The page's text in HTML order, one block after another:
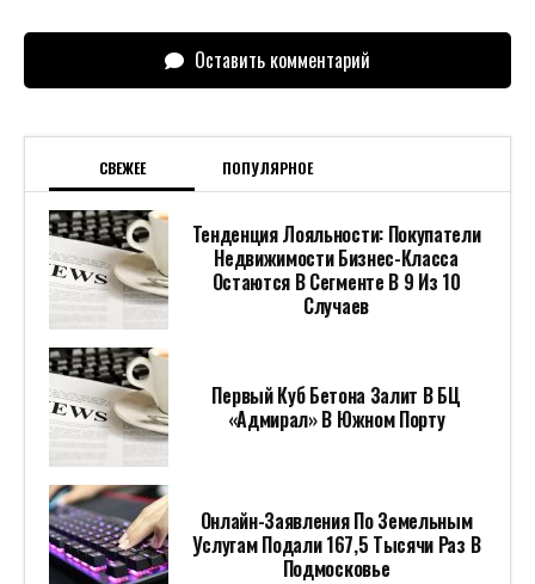
Оставить комментарий
СВЕЖЕЕ ПОПУЛЯРНОЕ
Тенденция Лояльности: Покупатели
Недвижимости Бизнес-Класса
Остаются В Сегменте В 9 Из 10
Случаев
Первый Куб Бетона Залит В БЦ
«Адмирал» В Южном Порту
Онлайн-Заявления По Земельным
Услугам Подали 167,5 Тысячи Раз В
Подмосковье